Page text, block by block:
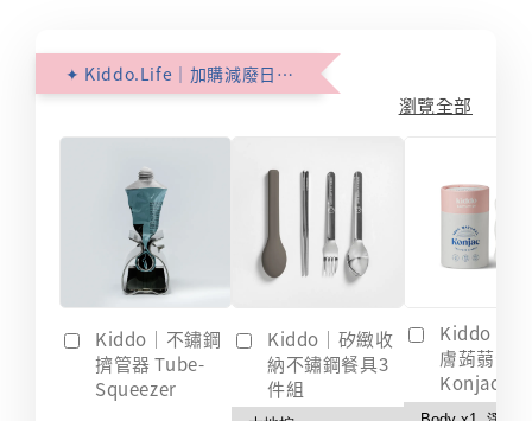
✦ Kiddo.Life｜加購減廢日常 ✦
瀏覽全部
Kiddo｜不鏽鋼
擠管器 Tube-
Squeezer
Kiddo｜矽緻收
納不鏽鋼餐具3
件組
Kiddo｜
膚蒟蒻海綿
Konjac